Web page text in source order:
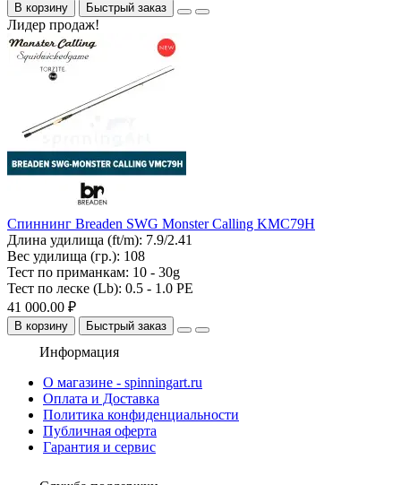
В корзину Быстрый заказ
Лидер продаж!
Спиннинг Breaden SWG Monster Calling KMC79H
Длина удилища (ft/m): 7.9/2.41
Вес удилища (гр.): 108
Тест по приманкам: 10 - 30g
Тест по леске (Lb): 0.5 - 1.0 PE
41 000.00 ₽
В корзину Быстрый заказ
Информация
О магазине - spinningart.ru
Оплата и Доставка
Политика конфиденциальности
Публичная оферта
Гарантия и сервис